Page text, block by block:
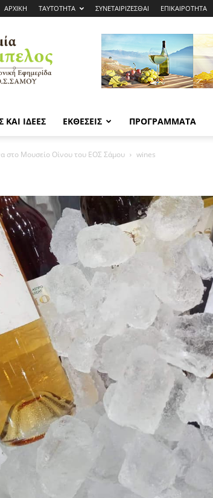
ΑΡΧΙΚΗ ΤΑΥΤΟΤΗΤΑ ΣΥΝΕΤΑΙΡΙΖΕΣΘΑΙ ΕΠΙΚΑΙΡΟΤΗΤΑ
ΕΟΣΣ
ΚΑΙ ΙΔΕΕΣ ΕΚΘΕΣΕΙΣ ΠΡΟΓΡΑΜΜΑΤΑ
στο Μουσείο Οίνου του ΕΟΣ Σάμου wines